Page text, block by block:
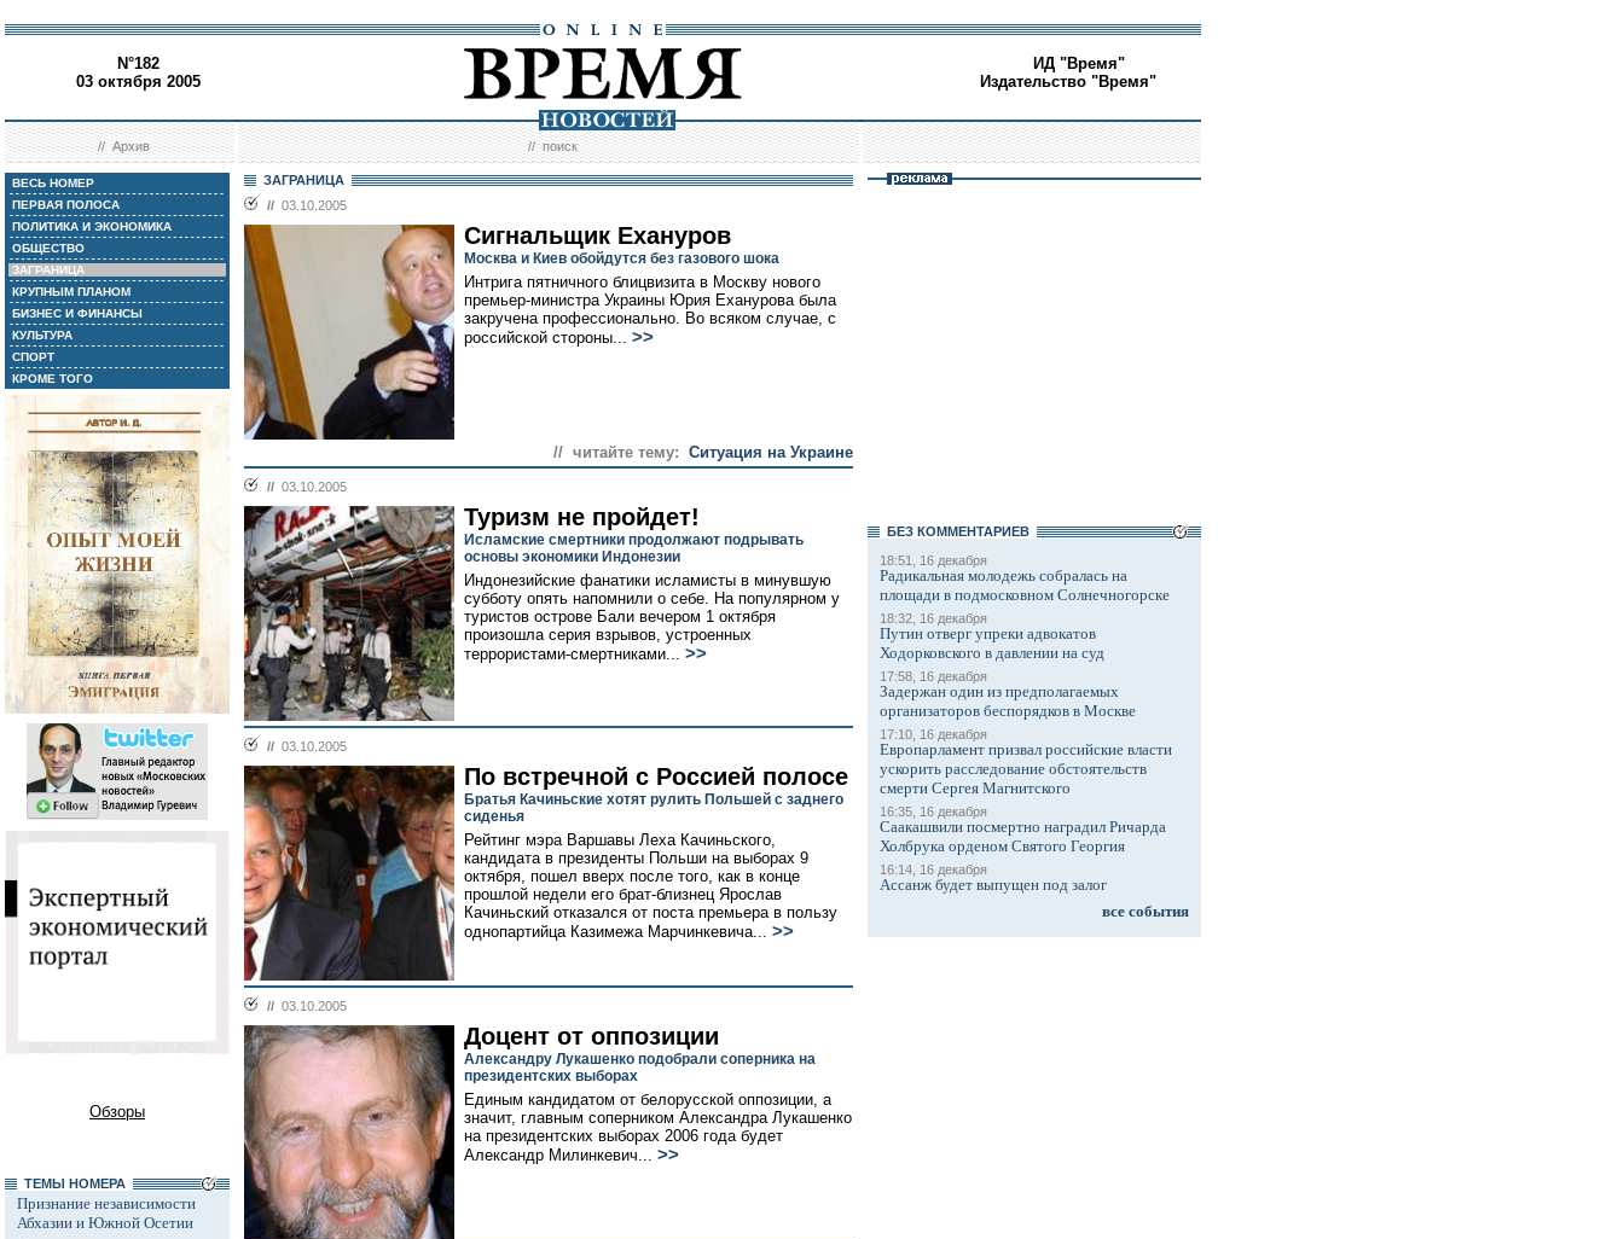
N°182
03 октября 2005
ИД "Время"
Издательство "Время"
//Архив //поиск
ВЕСЬ НОМЕР
ПЕРВАЯ ПОЛОСА
ПОЛИТИКА И ЭКОНОМИКА
ОБЩЕСТВО
ЗАГРАНИЦА
КРУПНЫМ ПЛАНОМ
БИЗНЕС И ФИНАНСЫ
КУЛЬТУРА
СПОРТ
КРОМЕ ТОГО
Обзоры
ТЕМЫ НОМЕРА
Признание независимости
Абхазии и Южной Осетии
ЗАГРАНИЦА
// 03.10.2005
Сигнальщик Ехануров
Москва и Киев обойдутся без газового шока
Интрига пятничного блицвизита в Москву нового
премьер-министра Украины Юрия Еханурова была
закручена профессионально. Во всяком случае, с
российской стороны... >>
// читайте тему: Ситуация на Украине
// 03.10.2005
Туризм не пройдет!
Исламские смертники продолжают подрывать
основы экономики Индонезии
Индонезийские фанатики исламисты в минувшую
субботу опять напомнили о себе. На популярном у
туристов острове Бали вечером 1 октября
произошла серия взрывов, устроенных
террористами-смертниками... >>
// 03.10.2005
По встречной с Россией полосе
Братья Качиньские хотят рулить Польшей с заднего
сиденья
Рейтинг мэра Варшавы Леха Качиньского,
кандидата в президенты Польши на выборах 9
октября, пошел вверх после того, как в конце
прошлой недели его брат-близнец Ярослав
Качиньский отказался от поста премьера в пользу
однопартийца Казимежа Марчинкевича... >>
// 03.10.2005
Доцент от оппозиции
Александру Лукашенко подобрали соперника на
президентских выборах
Единым кандидатом от белорусской оппозиции, а
значит, главным соперником Александра Лукашенко
на президентских выборах 2006 года будет
Александр Милинкевич... >>
БЕЗ КОМMЕНТАРИЕВ
18:51, 16 декабря
Радикальная молодежь собралась на
площади в подмосковном Солнечногорске
18:32, 16 декабря
Путин отверг упреки адвокатов
Ходорковского в давлении на суд
17:58, 16 декабря
Задержан один из предполагаемых
организаторов беспорядков в Москве
17:10, 16 декабря
Европарламент призвал российские власти
ускорить расследование обстоятельств
смерти Сергея Магнитского
16:35, 16 декабря
Саакашвили посмертно наградил Ричарда
Холбрука орденом Святого Георгия
16:14, 16 декабря
Ассанж будет выпущен под залог
все события